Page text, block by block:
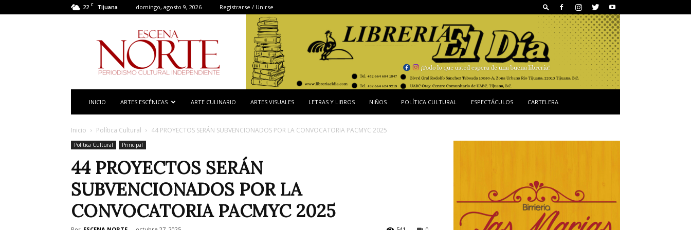
22 C Tijuana domingo, agosto 9, 2026 Registrarse / Unirse
Norte
INICIO ARTES ESCÉNICAS ARTE CULINARIO ARTES VISUALES LETRAS Y LIBROS NIÑOS POLÍTICA CULTURAL ESPECTÁCULOS CARTELERA
Inicio Política Cultural 44 PROYECTOS SERÁN SUBVENCIONADOS POR LA CONVOCATORIA PACMYC 2025
Política Cultural Principal
44 PROYECTOS SERÁN
SUBVENCIONADOS POR LA
CONVOCATORIA PACMYC 2025